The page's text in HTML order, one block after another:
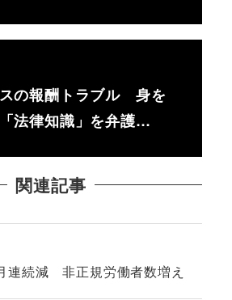
の報酬トラブル 身を
法律知識」を弁護…
関連記事
連続減 非正規労働者数増え